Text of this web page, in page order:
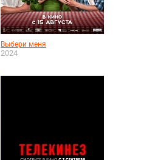
Выбери меня
2024